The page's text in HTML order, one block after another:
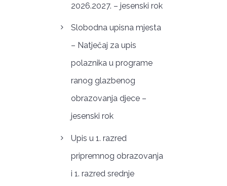
2026.2027. – jesenski rok
Slobodna upisna mjesta
– Natječaj za upis
polaznika u programe
ranog glazbenog
obrazovanja djece –
jesenski rok
Upis u 1. razred
pripremnog obrazovanja
i 1. razred srednje